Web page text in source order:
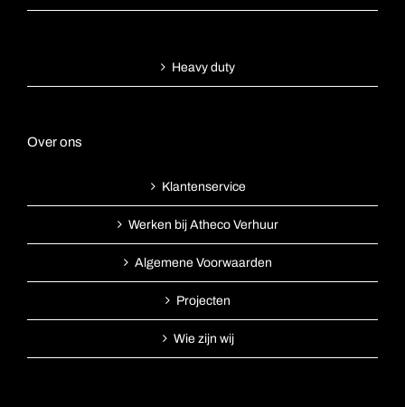
Heavy duty
Over ons
Klantenservice
Werken bij Atheco Verhuur
Algemene Voorwaarden
Projecten
Wie zijn wij